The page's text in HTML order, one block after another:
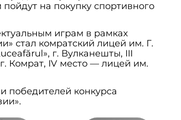
на покупку спортивного
играм в рамках
стал комратский лицей им. Г.
г. Вулканешты, III
Комрат, IV место — лицей им.
победителей конкурса